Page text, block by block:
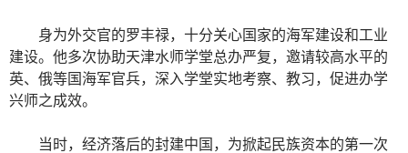
身为外交官的罗丰禄，十分关心国家的海军建设和工业
建设。他多次协助天津水师学堂总办严复，邀请较高水平的
英、俄等国海军官兵，深入学堂实地考察、教习，促进办学
兴师之成效。
当时，经济落后的封建中国，为掀起民族资本的第一次